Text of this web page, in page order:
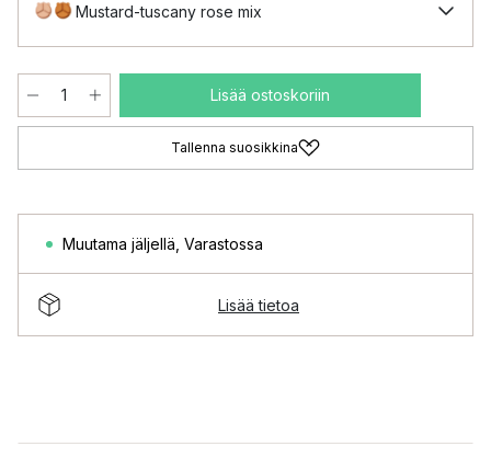
Mustard-tuscany rose mix
Lisää ostoskoriin
Tallenna suosikkina
Muutama jäljellä Varastossa
Lisää tietoa